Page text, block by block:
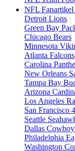
NFL Fanartikel
Detroit Lions
Green Bay
Chicago Bears
Minnesota
Atlanta Falcons
Carolina
New Orleans
Tampa Bay
Arizona
Los Angeles
San Francisco
Seattle
Dallas
Philadelphia
Washington